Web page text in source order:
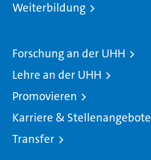
Weiterbildung
Forschung an der UHH
Lehre an der UHH
Promovieren
Karriere & Stellenangebote
Transfer